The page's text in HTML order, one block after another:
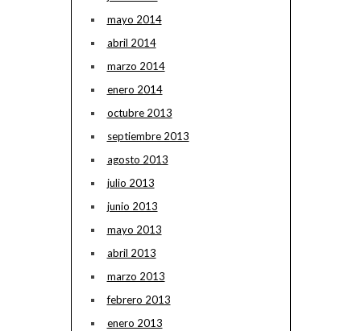
mayo 2014
abril 2014
marzo 2014
enero 2014
octubre 2013
septiembre 2013
agosto 2013
julio 2013
junio 2013
mayo 2013
abril 2013
marzo 2013
febrero 2013
enero 2013